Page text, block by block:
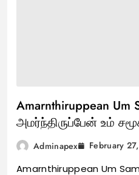
Amarnthiruppean Um
அமர்ந்திருப்பேன் உம்
Adminapex February
Amarnthiruppean Um